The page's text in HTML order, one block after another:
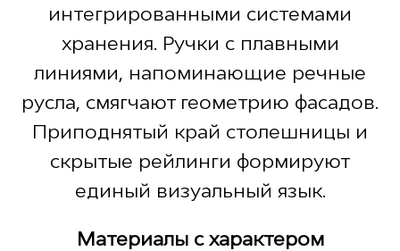
интегрированными системами
хранения. Ручки с плавными
линиями, напоминающие речные
русла, смягчают геометрию фасадов.
Приподнятый край столешницы и
скрытые рейлинги формируют
единый визуальный язык.
Материалы с характером